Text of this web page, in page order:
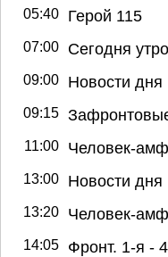
05:40 Герой 115
07:00 Сегодня
09:00 Новости дня
09:15
11:00 Человек-
13:00 Новости дня
13:20 Человек-
14:05 Фронт. 1-я -